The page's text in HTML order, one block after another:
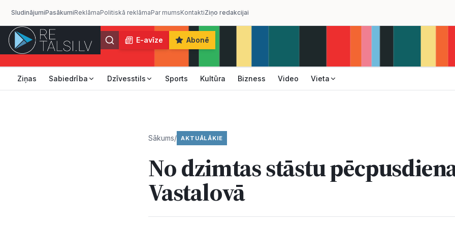
SludinājumiPasākumiReklāmaPolitiskā reklāmaPar mumsKontaktiZiņo redakcijai
E-avīze Abonē
Ziņas Sabiedrība Dzīvesstils Sports Kultūra Bizness Video Vieta
Sākums/ AKTUĀLĀKIE
No dzimtas stāstu
Vastalovā